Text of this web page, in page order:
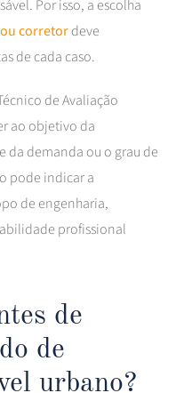
Por isso, a escolha
corretordeve
de cada caso.
de Avaliação
ao objetivo da
da demanda ou o grau de
pode indicar a
de engenharia,
profissional
de
de
urbano?